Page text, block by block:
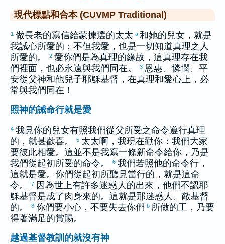
現代標點和合本 (CUVMP Traditional)
1 做長老的寫信給蒙揀選的太太 a 和她的兒女，就是
我誠心所愛的；不但我愛，也是一切知道真理之人
所愛的。
2 愛你們是為真理的緣故，這真理存在我
們裡面，也必永遠與我們同在。
3 恩惠、憐憫、平
安從父神和他兒子耶穌基督，在真理和愛心上，必
常與我們同在！
照神的誡命行就是愛
4 我見你的兒女有照我們從父所受之命令遵行真理
的，就甚歡喜。
5 太太啊，我現在勸你：我們大家
要彼此相愛。這並不是我寫一條新命令給你，乃是
我們從起初所受的命令。
6 我們若照他的命令行，
這就是愛。你們從起初所聽見當行的，就是這命
令。
7 因為世上有許多迷惑人的出來，他們不認耶
穌基督是成了肉身來的。這就是那迷惑人、敵基督
的。
8 你們要小心，不要失去你們 b 所做的工，乃要
得著滿足的賞賜。
越過基督教訓的就沒有神